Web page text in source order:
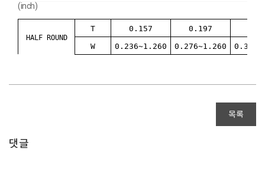
(inch)
HALF ROUND
T 0.157 0.197
W
0.236~1.260 0.276~1.260
목록
댓글